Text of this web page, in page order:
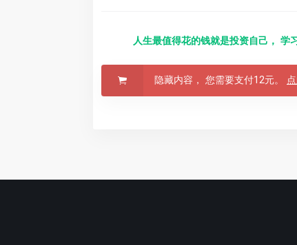
人生最值得花的钱就是投资自己， 学
隐藏内容， 您需要支付12元。